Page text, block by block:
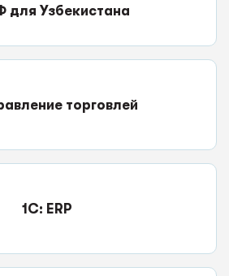
для Узбекистана
торговлей
1C: ERP